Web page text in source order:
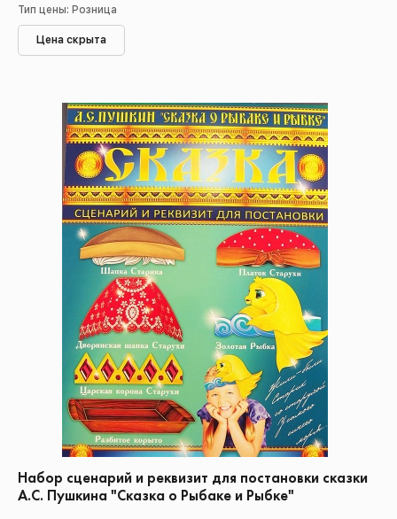
Тип цены: Розница
Цена скрыта
Набор сценарий и реквизит для постановки сказки
А.С. Пушкина "Сказка о Рыбаке и Рыбке"